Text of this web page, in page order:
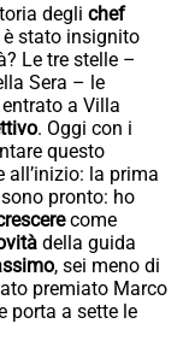
degli chef
stato insignito
Le tre stelle –
Sera – le
a Villa
. Oggi con i
questo
all’inizio: la prima
pronto: ho
come
della guida
, sei meno di
premiato Marco
porta a sette le